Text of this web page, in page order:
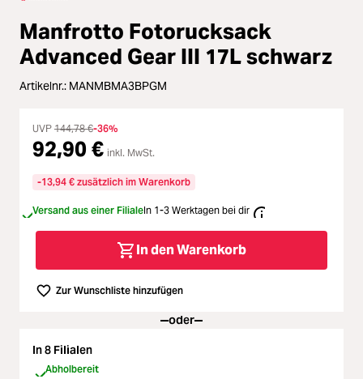
Licht & Studio
Bildbearbeitung
Ferngläser
Second Hand
SALE
Manfrotto Fotorucksack
Advanced Gear III 17L schwarz
Artikelnr.: MANMBMA3BPGM
UVP 144,78 €-36%
92,90 € inkl. MwSt.
-13,94 € zusätzlich im Warenkorb
Versand aus einer FilialeIn 1-3 Werktagen bei dir
In den Warenkorb
Zur Wunschliste hinzufügen
oder
In 8 Filialen
Abholbereit